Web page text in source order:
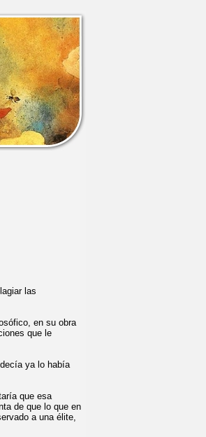
las
en su obra
que le
ya lo había
que esa
de que lo que en
a una élite,